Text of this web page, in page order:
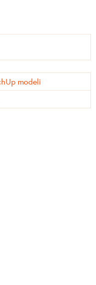
(pasūtot kopā ar
modeli